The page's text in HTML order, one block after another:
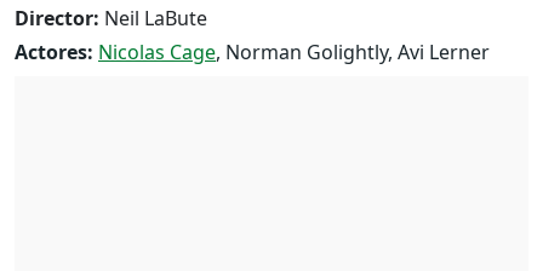
Director: Neil LaBute
Actores: Nicolas Cage, Norman Golightly, Avi Lerner